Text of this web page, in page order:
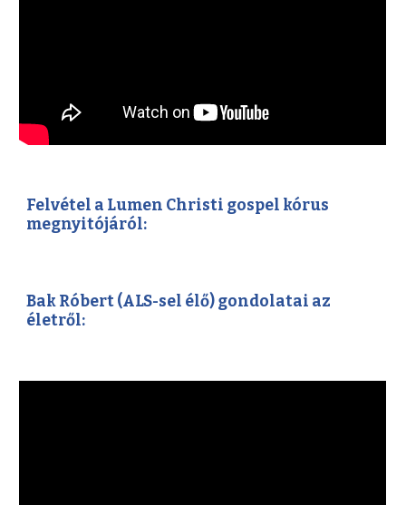
Felvétel a Lumen Christi gospel kórus
megnyitójáról:
Bak Róbert (ALS-sel élő) gondolatai az
életről: